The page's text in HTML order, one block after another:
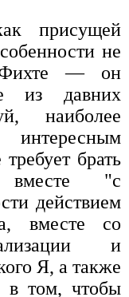
присущей
не
Фихте — он
из давних
наиболее
брать
вместе "с
действием
вместе со
и
Я, а также
в том, чтобы